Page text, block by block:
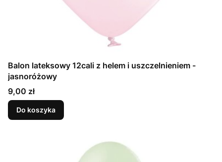
Balon lateksowy 12cali z helem i uszczelnieniem -
jasnoróżowy
Cena
9,00 zł
Do koszyka